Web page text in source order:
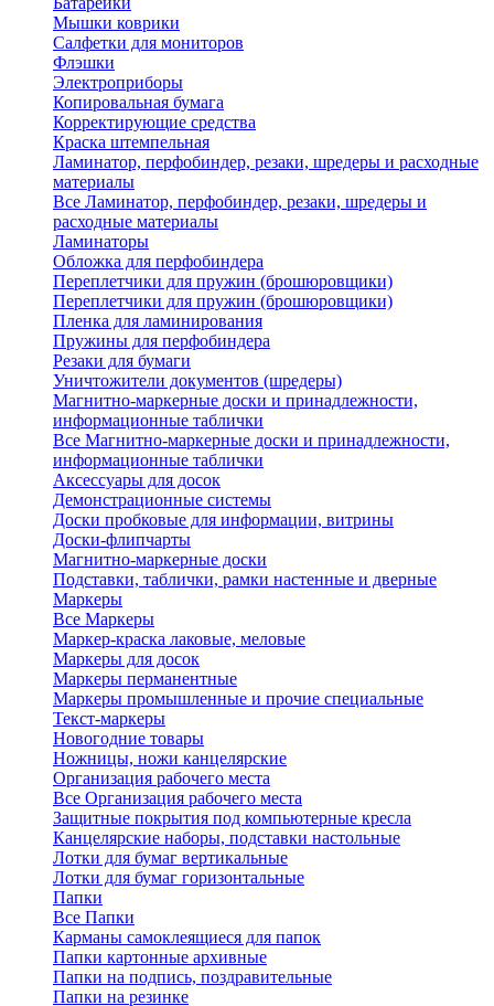
Мышки коврики
Салфетки для мониторов
Флэшки
Электроприборы
Копировальная бумага
Корректирующие средства
Краска штемпельная
Ламинатор, перфобиндер, резаки, шредеры и расходные
материалы
Все Ламинатор, перфобиндер, резаки, шредеры и
расходные материалы
Ламинаторы
Обложка для перфобиндера
Переплетчики для пружин (брошюровщики)
Переплетчики для пружин (брошюровщики)
Пленка для ламинирования
Пружины для перфобиндера
Резаки для бумаги
Уничтожители документов (шредеры)
Магнитно-маркерные доски и принадлежности,
информационные таблички
Все Магнитно-маркерные доски и принадлежности,
информационные таблички
Аксессуары для досок
Демонстрационные системы
Доски пробковые для информации, витрины
Доски-флипчарты
Магнитно-маркерные доски
Подставки, таблички, рамки настенные и дверные
Маркеры
Все Маркеры
Маркер-краска лаковые, меловые
Маркеры для досок
Маркеры перманентные
Маркеры промышленные и прочие специальные
Текст-маркеры
Новогодние товары
Ножницы, ножи канцелярские
Организация рабочего места
Все Организация рабочего места
Защитные покрытия под компьютерные кресла
Канцелярские наборы, подставки настольные
Лотки для бумаг вертикальные
Лотки для бумаг горизонтальные
Папки
Все Папки
Карманы самоклеящиеся для папок
Папки картонные архивные
Папки на подпись, поздравительные
Папки на резинке